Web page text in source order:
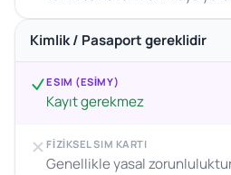
Kimlik / Pasaport gereklidir
ESIM (ESIMY)
Kayıt gerekmez
FIZIKSEL SIM KARTI
Genellikle yasal